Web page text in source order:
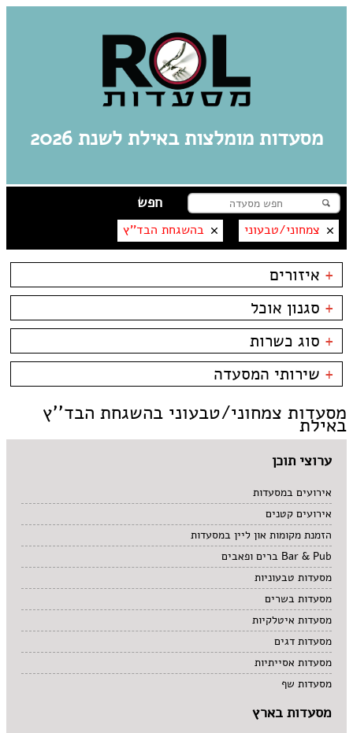
מסעדות מומלצות באילת לשנת 2026
צמחוני/טבעוני בהשגחת הבד''ץ
+ איזורים
אילת
מרינה
פארק אופירה
פארק הקרח
קניון מול הים - טיילת
+ סגנון אוכל
בשרים
דגים
צמחוני/טבעוני
פירות ים
סושי
אוכל ביתי
אסייתי
בית קפה
טאפאס בר
תאילנדי
+ סוג כשרות
כשרות
כשר למהדרין
+ שירותי המסעדה
משלוחים
מסעדות צמחוני/טבעוני בהשגחת הבד''ץ
באילת
ערוצי תוכן
אירועים במסעדות
אירועים קטנים
הזמנת מקומות און ליין במסעדות
Bar & Pub ברים ופאבים
מסעדות טבעוניות
מסעדות בשרים
מסעדות איטלקיות
מסעדות דגים
מסעדות אסייתיות
מסעדות שף
מסעדות בארץ